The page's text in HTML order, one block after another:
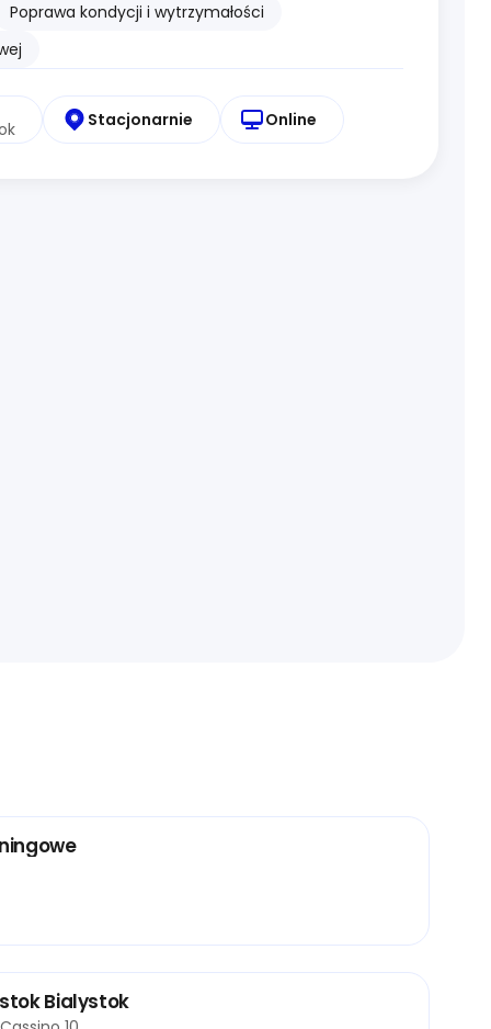
Poprawa kondycji i wytrzymałości
Stacjonarnie Online
Bialystok